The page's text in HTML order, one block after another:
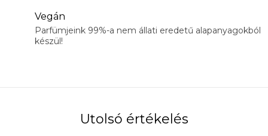
Vegán
Parfümjeink 99%-a nem állati eredetű alapanyagokból
készül!
Utolsó értékelés